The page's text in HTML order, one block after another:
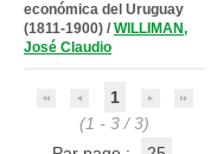
económica del Uruguay
(1811-1900) / WILLIMAN,
José Claudio
1
(1 - 3 / 3)